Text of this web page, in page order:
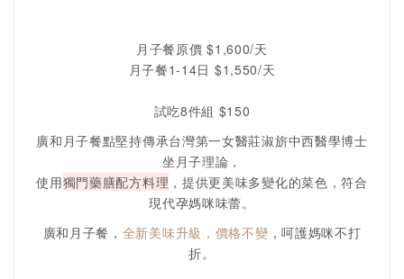
月子餐原價 $1,600/天
月子餐1-14日 $1,550/天
試吃8件組 $150
廣和月子餐點堅持傳承台灣第一女醫莊淑旂中西醫學博士
坐月子理論，
使用獨門藥膳配方料理 ，提供更美味多變化的菜色，符合
現代孕媽咪味蕾。
廣和月子餐， 全新美味升級，價格不變 ，呵護媽咪不打
折。